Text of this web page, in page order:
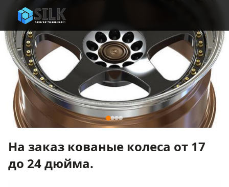
На заказ кованые колеса от 17
до 24 дюйма.